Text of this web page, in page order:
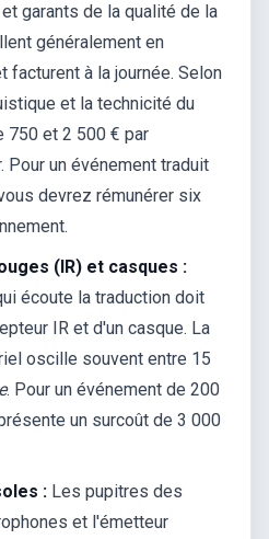
garants de la qualité de la
généralement en
facturent à la journée. Selon
et la technicité du
750 et 2 500 € par
Pour un événement traduit
devrez rémunérer six
(IR) et casques :
écoute la traduction doit
IR et d'un casque. La
oscille souvent entre 15
. Pour un événement de 200
un surcoût de 3 000
: Les pupitres des
et l'émetteur